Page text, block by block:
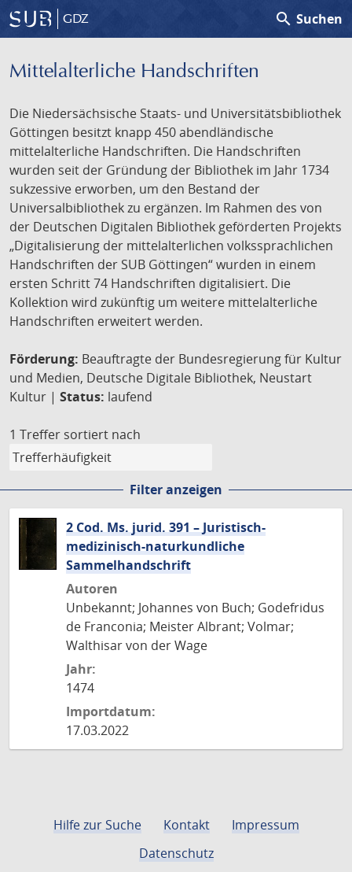
GDZ search Suchen
Mittelalterliche Handschriften
Die Niedersächsische Staats- und Universitätsbibliothek
Göttingen besitzt knapp 450 abendländische
mittelalterliche Handschriften. Die Handschriften
wurden seit der Gründung der Bibliothek im Jahr 1734
sukzessive erworben, um den Bestand der
Universalbibliothek zu ergänzen. Im Rahmen des von
der Deutschen Digitalen Bibliothek geförderten Projekts
„Digitalisierung der mittelalterlichen volkssprachlichen
Handschriften der SUB Göttingen“ wurden in einem
ersten Schritt 74 Handschriften digitalisiert. Die
Kollektion wird zukünftig um weitere mittelalterliche
Handschriften erweitert werden.
Förderung: Beauftragte der Bundesregierung für Kultur
und Medien, Deutsche Digitale Bibliothek, Neustart
Kultur | Status: laufend
1 Treffer sortiert nach
Filter anzeigen
2 Cod. Ms. jurid. 391 – Juristisch-
medizinisch-naturkundliche
Sammelhandschrift
Autoren
Unbekannt; Johannes von Buch; Godefridus
de Franconia; Meister Albrant; Volmar;
Walthisar von der Wage
Jahr:
1474
Importdatum:
17.03.2022
Hilfe zur Suche Kontakt
Impressum
Datenschutz